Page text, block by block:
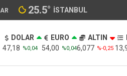
25.5° İSTANBUL
DOLAR
47,18 %0,04
EURO
54,00 %0,04
ALTIN
6,077 %-0,25